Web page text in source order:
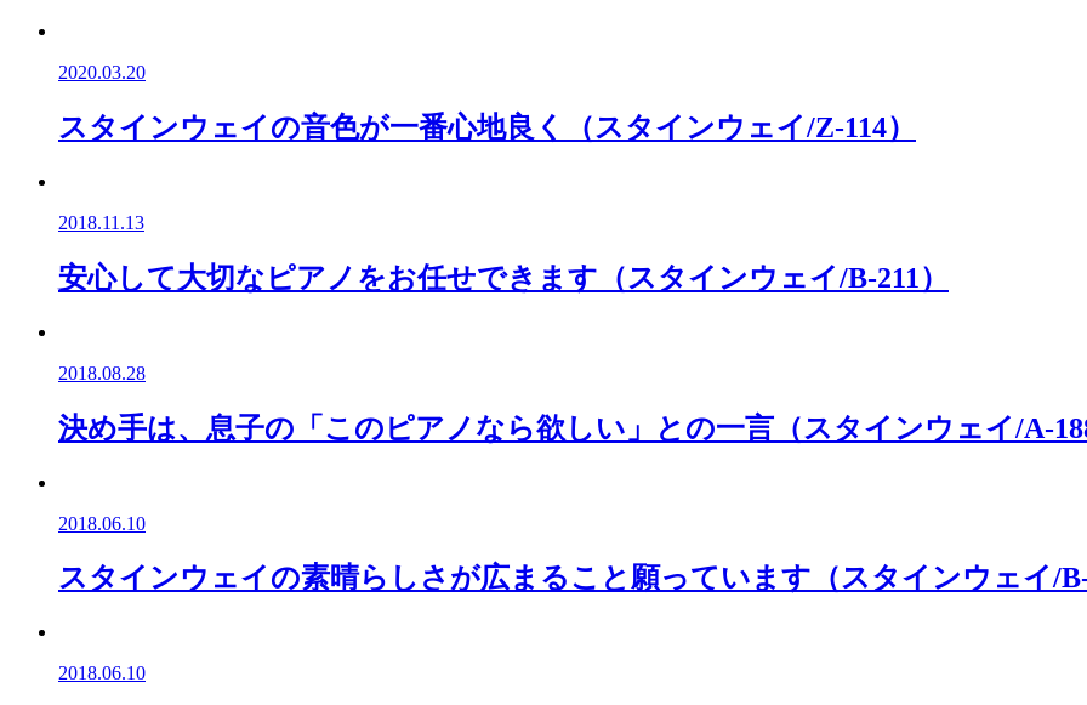
2020.03.20
スタインウェイの音色が一番心地良く（スタインウェイ/Z-114）
2018.11.13
安心して大切なピアノをお任せできます（スタインウェイ/B-211）
2018.08.28
決め手は、息子の「このピアノなら欲しい」との一言（スタインウェイ/A-
2018.06.10
スタインウェイの素晴らしさが広まること願っています（スタインウェイ/
2018.06.10